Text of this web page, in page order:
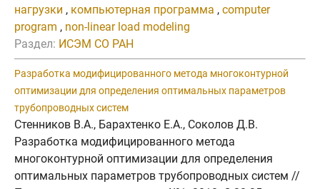
нагрузки , компьютерная программа , computer
program , non-linear load modeling
Раздел: ИСЭМ СО РАН
Разработка модифицированного метода многоконтурной
оптимизации для определения оптимальных параметров
трубопроводных систем
Стенников В.А., Барахтенко Е.А., Соколов Д.В.
Разработка модифицированного метода
многоконтурной оптимизации для определения
оптимальных параметров трубопроводных систем //